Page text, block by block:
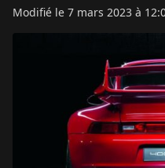
Modifié le 7 mars 2023 à